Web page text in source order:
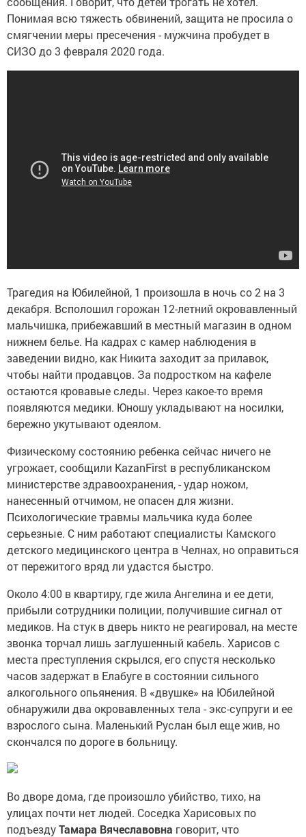
Понимая всю тяжесть обвинений, защита не просила о
смягчении меры пресечения - мужчина пробудет в
СИЗО до 3 февраля 2020 года.
Трагедия на Юбилейной, 1 произошла в ночь со 2 на 3
декабря. Всполошил горожан 12-летний окровавленный
мальчишка, прибежавший в местный магазин в одном
нижнем белье. На кадрах с камер наблюдения в
заведении видно, как Никита заходит за прилавок,
чтобы найти продавцов. За подростком на кафеле
остаются кровавые следы. Через какое-то время
появляются медики. Юношу укладывают на носилки,
бережно укутывают одеялом.
Физическому состоянию ребенка сейчас ничего не
угрожает, сообщили KazanFirst в республиканском
министерстве здравоохранения, - удар ножом,
нанесенный отчимом, не опасен для жизни.
Психологические травмы мальчика куда более
серьезные. С ним работают специалисты Камского
детского медицинского центра в Челнах, но оправиться
от пережитого вряд ли удастся быстро.
Около 4:00 в квартиру, где жила Ангелина и ее дети,
прибыли сотрудники полиции, получившие сигнал от
медиков. На стук в дверь никто не реагировал, на месте
звонка торчал лишь заглушенный кабель. Харисов с
места преступления скрылся, его спустя несколько
часов задержат в Елабуге в состоянии сильного
алкогольного опьянения. В «двушке» на Юбилейной
обнаружили два окровавленных тела - экс-супруги и ее
взрослого сына. Маленький Руслан был еще жив, но
скончался по дороге в больницу.
Во дворе дома, где произошло убийство, тихо, на
улицах почти нет людей. Соседка Харисовых по
подъездуТамара Вячеславовна говорит, что